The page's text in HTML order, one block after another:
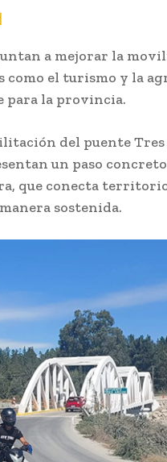
a mejorar la
como el turismo y la
para la provincia.
del puente
un paso
que conecta
sostenida.